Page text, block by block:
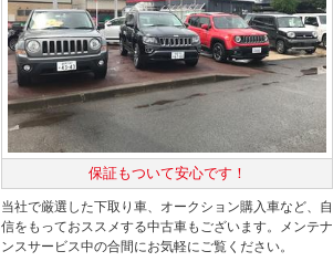
保証もついて安心です！
当社で厳選した下取り車、オークション購入車など、自
信をもっておススメする中古車もございます。メンテナ
ンスサービス中の合間にお気軽にご覧ください。